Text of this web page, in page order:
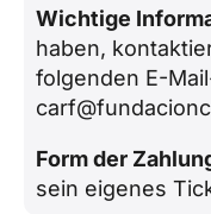
Wichtige
haben,
folgenden E-
Form der
sein eigenes